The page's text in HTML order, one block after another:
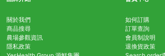
關於我們
商品搜尋
農場參觀資訊
隱私政策
如何訂購
訂單查詢
會員制說明
退換貨政策